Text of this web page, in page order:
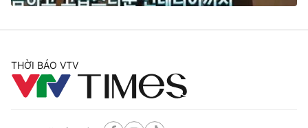
Thị trường
Góc doanh nghiệp
Truyền hình
Phim VTV
Hậu trường
Giải trí
Điện ảnh
THỜI BÁO VTV